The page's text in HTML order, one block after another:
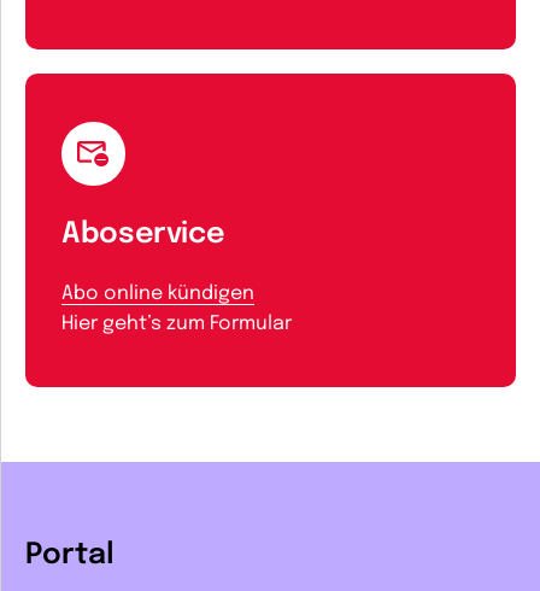
Aboservice
Abo online kündigen
Hier geht’s zum Formular
Portal